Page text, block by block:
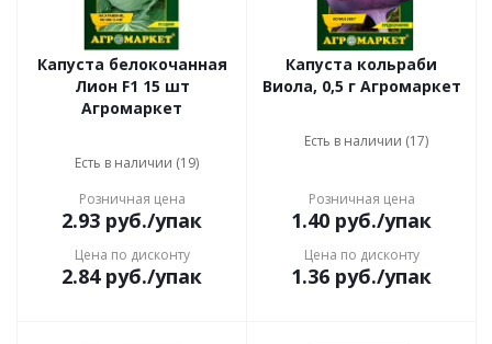
Капуста белокочанная
Лион F1 15 шт
Агромаркет
Есть в наличии (19)
Розничная цена
2.93 руб./упак
Цена по дисконту
2.84руб./упак
Капуста кольраби
Виола, 0,5 г Агромаркет
Есть в наличии (17)
Розничная цена
1.40 руб./упак
Цена по дисконту
1.36 руб./упак